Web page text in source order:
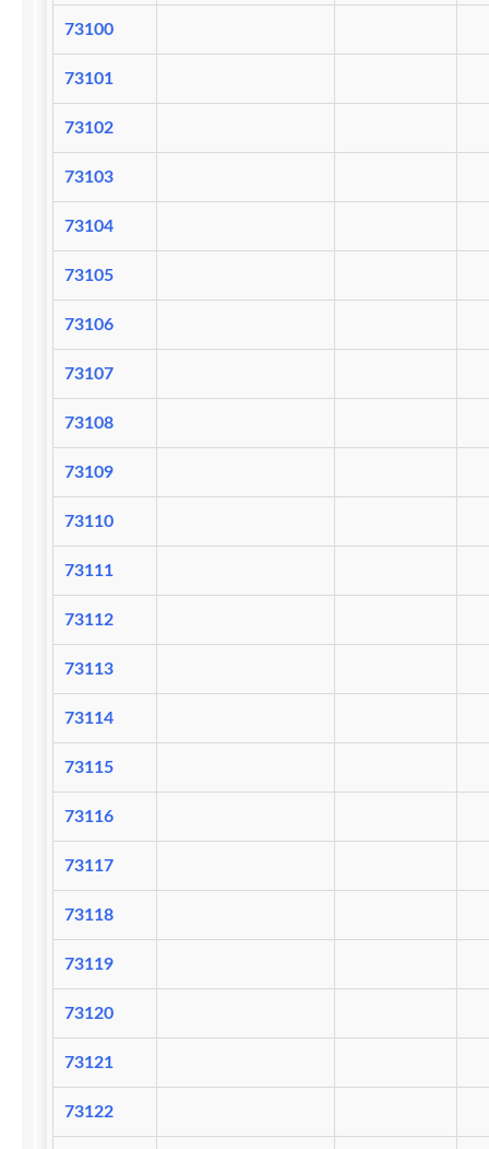
73100
73101
73102
73103
73104
73105
73106
73107
73108
73109
73110
73111
73112
73113
73114
73115
73116
73117
73118
73119
73120
73121
73122